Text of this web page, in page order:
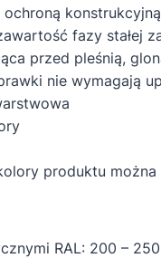
ochroną
fazy stałej
przed pleśnią,
nie wymagają
produktu można
RAL: 200 –